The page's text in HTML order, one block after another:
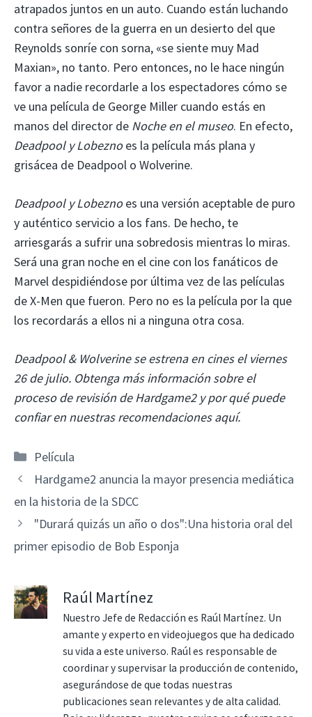
atrapados juntos en un auto. Cuando están luchando
contra señores de la guerra en un desierto del que
Reynolds sonríe con sorna, «se siente muy Mad
Maxian», no tanto. Pero entonces, no le hace ningún
favor a nadie recordarle a los espectadores cómo se
ve una película de George Miller cuando estás en
manos del director de Noche en el museo. En efecto,
Deadpool y Lobeznoes la película más plana y
grisácea de Deadpool o Wolverine.
Deadpool y Lobeznoes una versión aceptable de puro
y auténtico servicio a los fans. De hecho, te
arriesgarás a sufrir una sobredosis mientras lo miras.
Será una gran noche en el cine con los fanáticos de
Marvel despidiéndose por última vez de las películas
de X-Men que fueron. Pero no es la película por la que
los recordarás a ellos ni a ninguna otra cosa.
Deadpool & Wolverine se estrena en cines el viernes
26 de julio. Obtenga más información sobre el
proceso de revisión de Hardgame2 y por qué puede
confiar en nuestras recomendaciones aquí.
Categorías
Película
Hardgame2 anuncia la mayor presencia mediática
en la historia de la SDCC
"Durará quizás un año o dos":Una historia oral del
primer episodio de Bob Esponja
Raúl Martínez
Nuestro Jefe de Redacción es Raúl Martínez. Un
amante y experto en videojuegos que ha dedicado
su vida a este universo. Raúl es responsable de
coordinar y supervisar la producción de contenido,
asegurándose de que todas nuestras
publicaciones sean relevantes y de alta calidad.